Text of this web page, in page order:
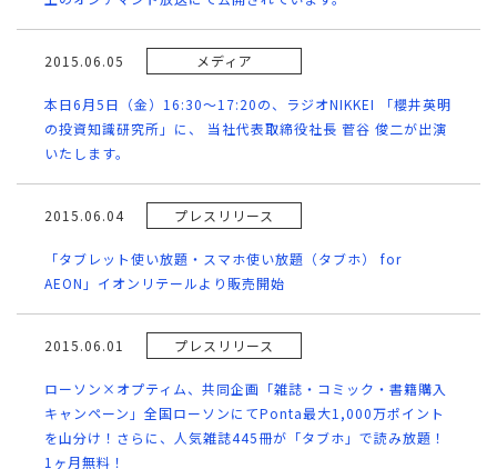
2015.06.05 メディア
本日6月5日（金）16:30～17:20の、ラジオNIKKEI 「櫻井英明
の投資知識研究所」に、 当社代表取締役社長 菅谷 俊二が出演
いたします。
2015.06.04 プレスリリース
「タブレット使い放題・スマホ使い放題（タブホ） for
AEON」イオンリテールより販売開始
2015.06.01 プレスリリース
ローソン×オプティム、共同企画「雑誌・コミック・書籍購入
キャンペーン」全国ローソンにてPonta最大1,000万ポイント
を山分け！さらに、人気雑誌445冊が「タブホ」で読み放題！
1ヶ月無料！